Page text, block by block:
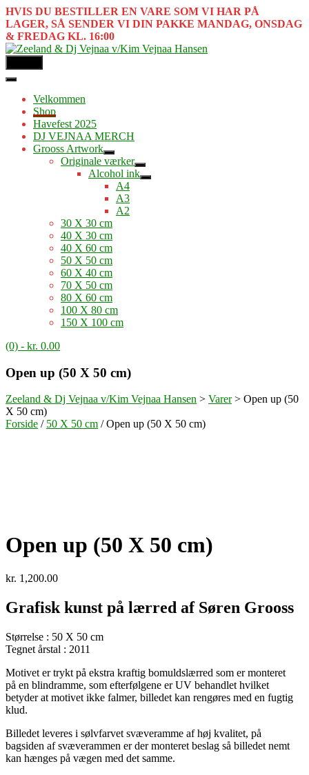
HVIS DU BESTILLER EN VARE SOM VI HAR PÅ
LAGER, SÅ SENDER VI DIN PAKKE MANDAG, ONSDAG
& FREDAG KL. 16:00
Velkommen
Shop
Havefest 2025
DJ VEJNAA MERCH
Grooss Artwork
Originale værker
Alcohol ink
A4
A3
A2
30 X 30 cm
40 X 30 cm
40 X 60 cm
50 X 50 cm
60 X 40 cm
70 X 50 cm
80 X 60 cm
100 X 80 cm
150 X 100 cm
(0) - kr. 0.00
Open up (50 X 50 cm)
Zeeland & Dj Vejnaa v/Kim Vejnaa Hansen > Varer> Open up (50
X 50 cm)
Forside / 50 X 50 cm / Open up (50 X 50 cm)
Open up (50 X 50 cm)
kr. 1,200.00
Grafisk kunst på lærred af Søren Grooss
Størrelse : 50 X 50 cm
Tegnet årstal : 2011
Motivet er trykt på ekstra kraftig bomuldslærred som er monteret
på en blindramme, som efterfølgene er UV behandlet hvilket
betyder at motivet ikke falmer, billedet kan rengøres med en fugtig
klud.
Billedet leveres i sølvfarvet svæveramme af høj kvalitet, på
bagsiden af svæverammen er der monteret beslag så billedet nemt
kan hænges på vægen med det samme.